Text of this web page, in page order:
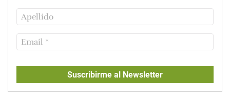
Suscribirme al Newsletter